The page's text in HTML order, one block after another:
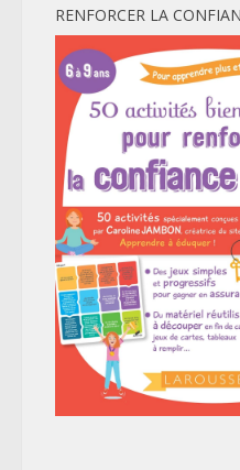
RENFORCER LA